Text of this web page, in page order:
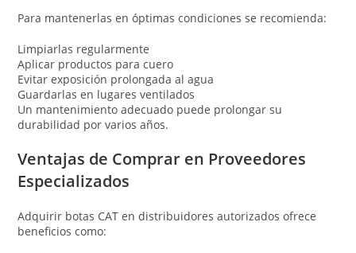
Para mantenerlas en óptimas condiciones se recomienda:
Limpiarlas regularmente
Aplicar productos para cuero
Evitar exposición prolongada al agua
Guardarlas en lugares ventilados
Un mantenimiento adecuado puede prolongar su
durabilidad por varios años.
Ventajas de Comprar en Proveedores
Especializados
Adquirir botas CAT en distribuidores autorizados ofrece
beneficios como: